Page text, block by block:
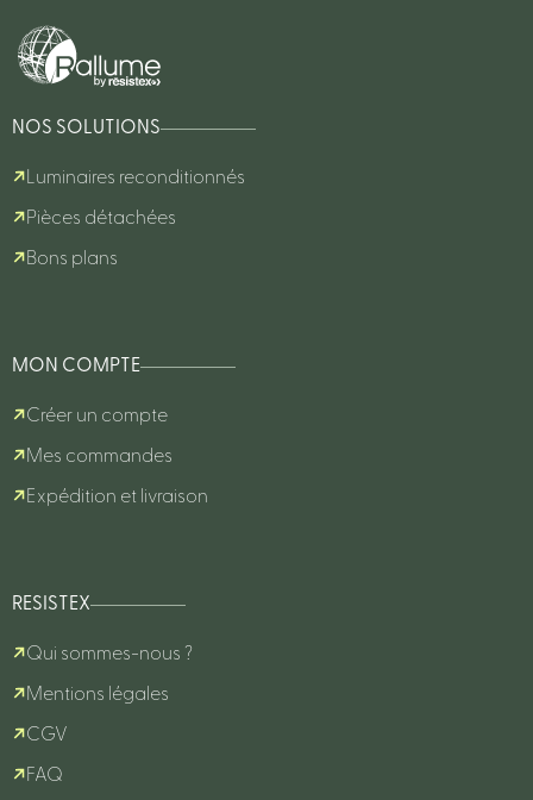
NOS SOLUTIONS
Luminaires reconditionnés
Pièces détachées
Bons plans
MON COMPTE
Créer un compte
Mes commandes
Expédition et livraison
RESISTEX
Qui sommes-nous ?
Mentions légales
CGV
FAQ